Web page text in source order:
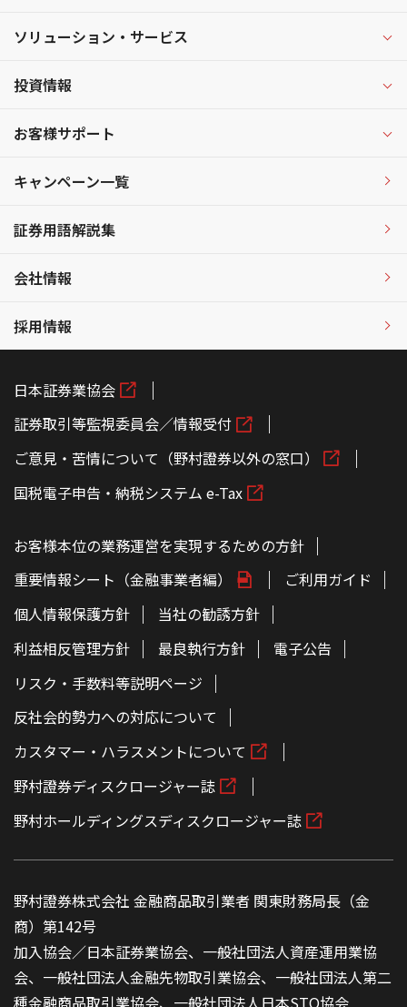
ソリューション・サービス
投資情報
お客様サポート
キャンペーン一覧
証券用語解説集
会社情報
採用情報
日本証券業協会
証券取引等監視委員会／情報受付
ご意見・苦情について（野村證券以外の窓口）
国税電子申告・納税システム e-Tax
お客様本位の業務運営を実現するための方針
重要情報シート（金融事業者編）
ご利用ガイド
個人情報保護方針
当社の勧誘方針
利益相反管理方針
最良執行方針
電子公告
リスク・手数料等説明ページ
反社会的勢力への対応について
カスタマー・ハラスメントについて
野村證券ディスクロージャー誌
野村ホールディングスディスクロージャー誌
野村證券株式会社 金融商品取引業者 関東財務局長（金
商）第142号
加入協会／日本証券業協会、一般社団法人資産運用業協
会、一般社団法人金融先物取引業協会、一般社団法人第二